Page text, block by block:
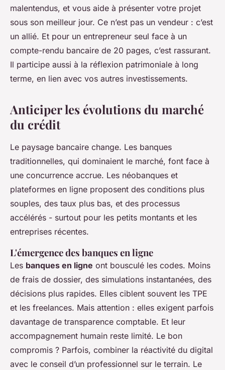
malentendus, et vous aide à présenter votre projet
sous son meilleur jour. Ce n’est pas un vendeur : c’est
un allié. Et pour un entrepreneur seul face à un
compte-rendu bancaire de 20 pages, c’est rassurant.
Il participe aussi à la réflexion patrimoniale à long
terme, en lien avec vos autres investissements.
Anticiper les évolutions du marché
du crédit
Le paysage bancaire change. Les banques
traditionnelles, qui dominaient le marché, font face à
une concurrence accrue. Les néobanques et
plateformes en ligne proposent des conditions plus
souples, des taux plus bas, et des processus
accélérés - surtout pour les petits montants et les
entreprises récentes.
L'émergence des banques en ligne
Les banques en ligne ont bousculé les codes. Moins
de frais de dossier, des simulations instantanées, des
décisions plus rapides. Elles ciblent souvent les TPE
et les freelances. Mais attention : elles exigent parfois
davantage de transparence comptable. Et leur
accompagnement humain reste limité. Le bon
compromis ? Parfois, combiner la réactivité du digital
avec le conseil d’un professionnel sur le terrain. Le